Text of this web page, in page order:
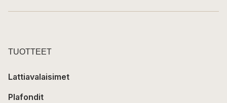
TUOTTEET
Lattiavalaisimet
Plafondit